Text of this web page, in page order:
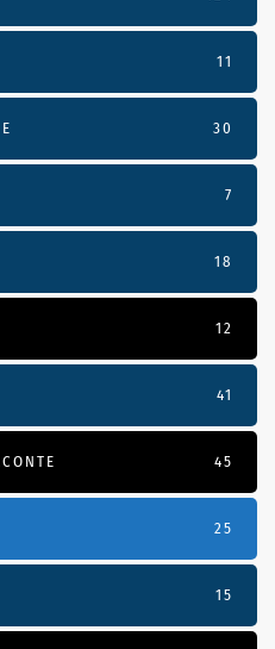
11
30
7
18
12
41
45
25
15